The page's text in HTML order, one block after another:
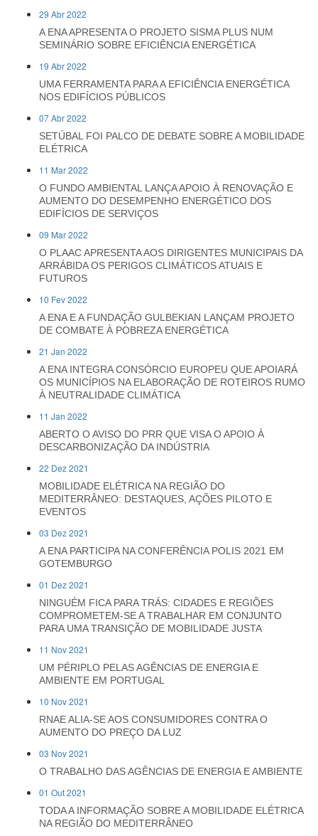
29 Abr 2022
A ENA APRESENTA O PROJETO SISMA PLUS NUM
SEMINÁRIO SOBRE EFICIÊNCIA ENERGÉTICA
19 Abr 2022
UMA FERRAMENTA PARA A EFICIÊNCIA ENERGÉTICA
NOS EDIFÍCIOS PÚBLICOS
07 Abr 2022
SETÚBAL FOI PALCO DE DEBATE SOBRE A MOBILIDADE
ELÉTRICA
11 Mar 2022
O FUNDO AMBIENTAL LANÇA APOIO À RENOVAÇÃO E
AUMENTO DO DESEMPENHO ENERGÉTICO DOS
EDIFÍCIOS DE SERVIÇOS
09 Mar 2022
O PLAAC APRESENTA AOS DIRIGENTES MUNICIPAIS DA
ARRÁBIDA OS PERIGOS CLIMÁTICOS ATUAIS E
FUTUROS
10 Fev 2022
A ENA E A FUNDAÇÃO GULBEKIAN LANÇAM PROJETO
DE COMBATE À POBREZA ENERGÉTICA
21 Jan 2022
A ENA INTEGRA CONSÓRCIO EUROPEU QUE APOIARÁ
OS MUNICÍPIOS NA ELABORAÇÃO DE ROTEIROS RUMO
À NEUTRALIDADE CLIMÁTICA
11 Jan 2022
ABERTO O AVISO DO PRR QUE VISA O APOIO À
DESCARBONIZAÇÃO DA INDÚSTRIA
22 Dez 2021
MOBILIDADE ELÉTRICA NA REGIÃO DO
MEDITERRÂNEO: DESTAQUES, AÇÕES PILOTO E
EVENTOS
03 Dez 2021
A ENA PARTICIPA NA CONFERÊNCIA POLIS 2021 EM
GOTEMBURGO
01 Dez 2021
NINGUÉM FICA PARA TRÁS: CIDADES E REGIÕES
COMPROMETEM-SE A TRABALHAR EM CONJUNTO
PARA UMA TRANSIÇÃO DE MOBILIDADE JUSTA
11 Nov 2021
UM PÉRIPLO PELAS AGÊNCIAS DE ENERGIA E
AMBIENTE EM PORTUGAL
10 Nov 2021
RNAE ALIA-SE AOS CONSUMIDORES CONTRA O
AUMENTO DO PREÇO DA LUZ
03 Nov 2021
O TRABALHO DAS AGÊNCIAS DE ENERGIA E AMBIENTE
01 Out 2021
TODA A INFORMAÇÃO SOBRE A MOBILIDADE ELÉTRICA
NA REGIÃO DO MEDITERRÂNEO